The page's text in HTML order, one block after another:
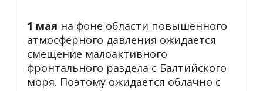
1 мая на фоне области повышенного
атмосферного давления ожидается
смещение малоактивного
фронтального раздела с Балтийского
моря. Поэтому ожидается облачно с